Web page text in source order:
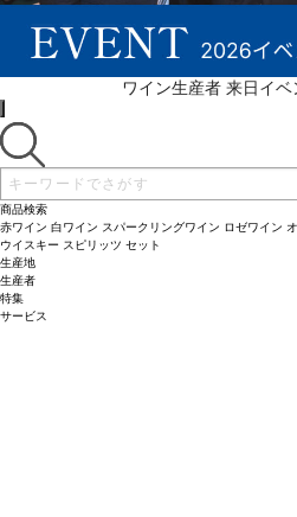
ワイン生産者 来日イ
商品検索
赤ワイン 白ワイン スパークリングワイン ロゼワイン
ウイスキー スピリッツ セット
生産地
生産者
特集
サービス